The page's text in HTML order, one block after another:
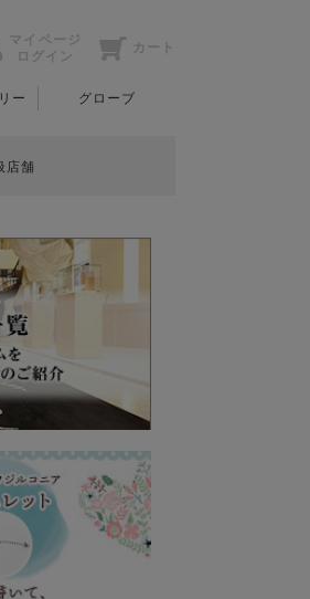
マイページ
ログイン
カート
ー グローブ
店舗